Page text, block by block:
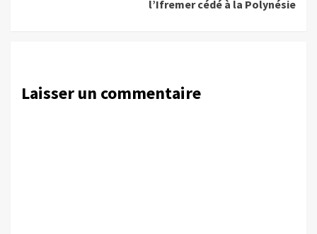
l’Ifremer cédé à la Polynésie
Laisser un commentaire